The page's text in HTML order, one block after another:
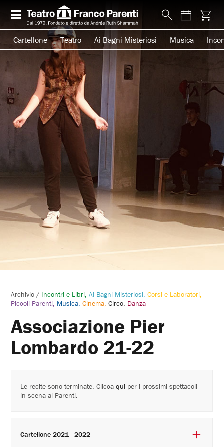
Cartellone Teatro Ai Bagni Misteriosi Musica
Archivio / Incontri e Libri Ai Bagni Misteriosi Corsi e Laboratori
Piccoli Parenti Musica Cinema Circo Danza
Associazione Pier
Lombardo 21-22
Le recite sono terminate. Cliccaqui per i prossimi spettacoli
in scena al Parenti.
Cartellone 2021 - 2022